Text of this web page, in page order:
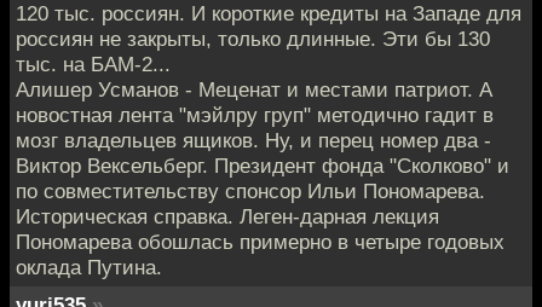
120 тыс. россиян. И короткие кредиты на Западе для
россиян не закрыты, только длинные. Эти бы 130
тыс. на БАМ-2...
Алишер Усманов - Меценат и местами патриот. А
новостная лента "мэйлру груп" методично гадит в
мозг владельцев ящиков. Ну, и перец номер два -
Виктор Вексельберг. Президент фонда "Сколково" и
по совместительству спонсор Ильи Пономарева.
Историческая справка. Леген-дарная лекция
Пономарева обошлась примерно в четыре годовых
оклада Путина.